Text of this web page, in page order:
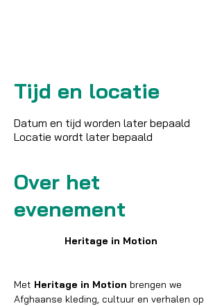
Tijd en locatie
Datum en tijd worden later bepaald
Locatie wordt later bepaald
Over het
evenement
Heritage in Motion
Met Heritage in Motion brengen we
Afghaanse kleding, cultuur en verhalen op